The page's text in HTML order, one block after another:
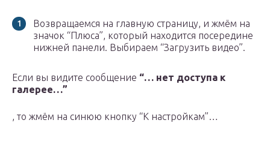
Возвращаемся на главную страницу, и жмём на
значок “Плюса”, который находится посередине
нижней панели. Выбираем “Загрузить видео”.
Если вы видите сообщение “… нет доступа к
галерее…”
, то жмём на синюю кнопку “К настройкам”…